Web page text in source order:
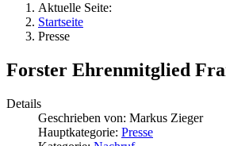
Aktuelle Seite:
Startseite
Presse
Forster Ehrenmitglied
Details
Geschrieben von: Markus Zieger
Hauptkategorie: Presse